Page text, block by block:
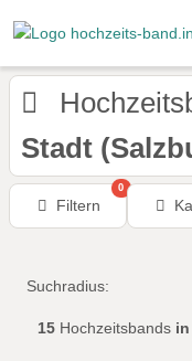
Stadt
Filtern
0
Suchradius:
15 Hochzeitsbands